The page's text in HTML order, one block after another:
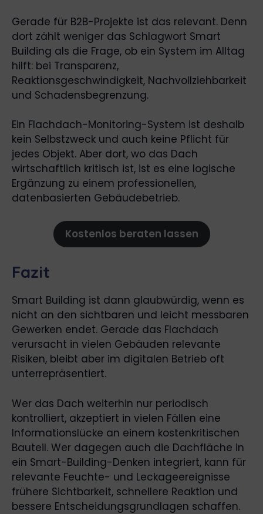
Gerade für B2B-Projekte ist das relevant. Denn
dort zählt weniger das Schlagwort Smart
Building als die Frage, ob ein System im Alltag
hilft: bei Transparenz,
Reaktionsgeschwindigkeit, Nachvollziehbarkeit
und Schadensbegrenzung.
Ein Flachdach-Monitoring-System ist deshalb
kein Selbstzweck und auch keine Pflicht für
jedes Objekt. Aber dort, wo das Dach
wirtschaftlich kritisch ist, ist es eine logische
Ergänzung zu einem professionellen,
datenbasierten Gebäudebetrieb.
Kostenlos beraten lassen
Fazit
Smart Building ist dann glaubwürdig, wenn es
nicht an den sichtbaren und leicht messbaren
Gewerken endet. Gerade das Flachdach
verursacht in vielen Gebäuden relevante
Risiken, bleibt aber im digitalen Betrieb oft
unterrepräsentiert.
Wer das Dach weiterhin nur periodisch
kontrolliert, akzeptiert in vielen Fällen eine
Informationslücke an einem kostenkritischen
Bauteil. Wer dagegen auch die Dachfläche in
ein Smart-Building-Denken integriert, kann für
relevante Feuchte- und Leckageereignisse
frühere Sichtbarkeit, schnellere Reaktion und
bessere Entscheidungsgrundlagen schaffen.